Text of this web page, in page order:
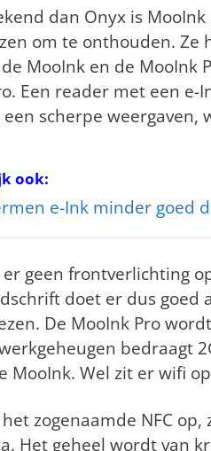
dan Onyx is
om te onthouden.
MooInk en de MooInk
Een reader met een
scherpe weergaven,
ook:
e-Ink minder goed
er geen frontverlichting
doet er dus goed
De MooInk Pro
bedraagt
MooInk. Wel zit er wifi
zogenaamde NFC
Het geheel wordt van